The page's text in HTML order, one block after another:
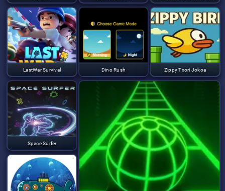
LastWar Survival Dino Rush Zippy Txori Jokoa
Space Surfer